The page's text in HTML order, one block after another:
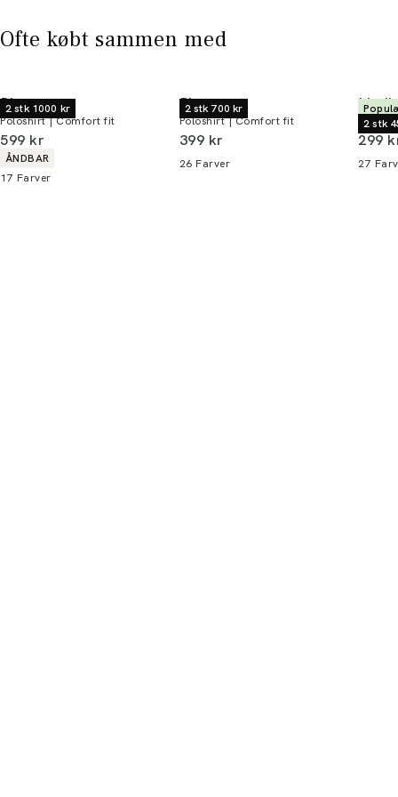
Ofte købt sammen med
2 stk 1000 kr
Bison
Poloshirt | Comfort fit
I alt (inkl. rabat)
599 kr
Produkt egenskaber
ÅNDBAR
17 Farver
2 stk 700 kr
Bison
Poloshirt | Comfort fit
I alt (inkl. rabat)
399 kr
26 Farver
2 stk
T-shirt
I alt
299
27